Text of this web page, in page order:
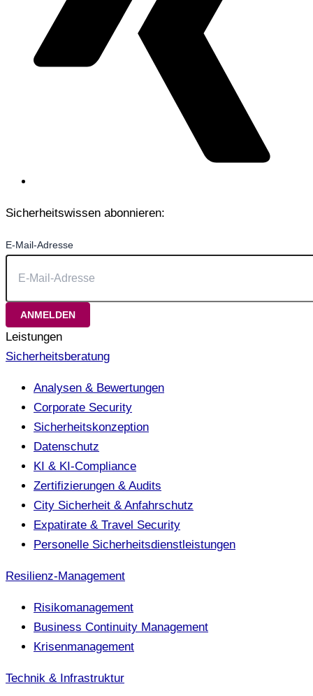
Sicherheitswissen abonnieren:
E-Mail-Adresse
Leistungen
Sicherheitsberatung
Analysen & Bewertungen
Corporate Security
Sicherheitskonzeption
Datenschutz
KI & KI-Compliance
Zertifizierungen & Audits
City Sicherheit & Anfahrschutz
Expatirate & Travel Security
Personelle Sicherheitsdienstleistungen
Resilienz-Management
Risikomanagement
Business Continuity Management
Krisenmanagement
Technik & Infrastruktur